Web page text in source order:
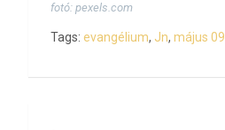
fotó: pexels.com
Tags: evangélium, Jn, május 09.